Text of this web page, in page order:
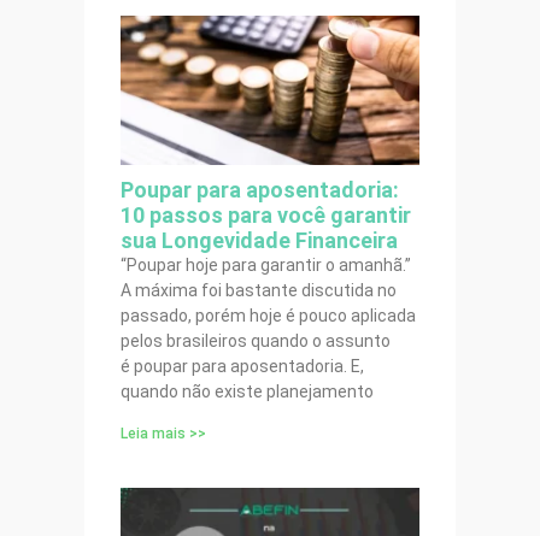
Poupar para aposentadoria:
10 passos para você garantir
sua Longevidade Financeira
“Poupar hoje para garantir o amanhã.”
A máxima foi bastante discutida no
passado, porém hoje é pouco aplicada
pelos brasileiros quando o assunto
é poupar para aposentadoria. E,
quando não existe planejamento
Leia mais >>